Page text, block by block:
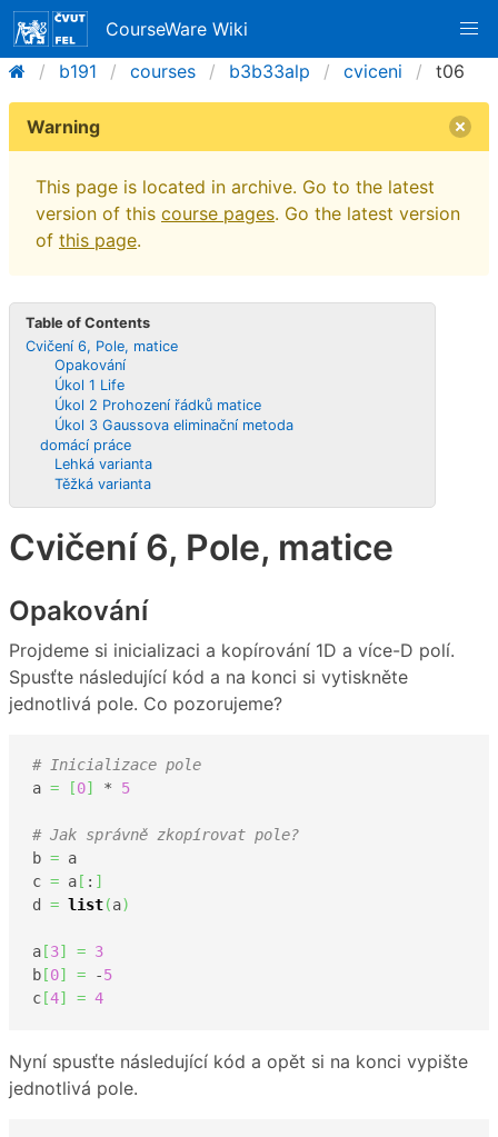
CourseWare Wiki
b191
courses b3b33alp cviceni t06
Warning
This page is located in archive. Go to the latest
version of this course pages. Go the latest version
of this page.
Table of Contents
Cvičení 6, Pole, matice
Opakování
Úkol 1 Life
Úkol 2 Prohození řádků matice
Úkol 3 Gaussova eliminační metoda
domácí práce
Lehká varianta
Těžká varianta
Cvičení 6, Pole, matice
Opakování
Projdeme si inicializaci a kopírování 1D a více-D polí.
Spusťte následující kód a na konci si vytiskněte
jednotlivá pole. Co pozorujeme?
# Inicializace pole
a = [0] * 5
# Jak správně zkopírovat pole?
b = a
c = a [ : ]
d = list(a)
a [3] = 3
b [0] = -5
c [4] = 4
Nyní spusťte následující kód a opět si na konci vypište
jednotlivá pole.